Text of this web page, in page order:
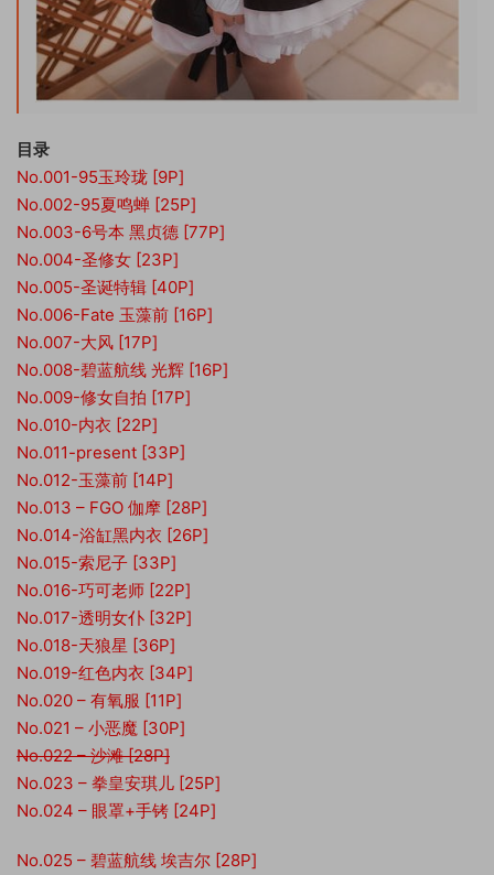
目录
No.001-95玉玲珑 [9P]
No.002-95夏鸣蝉 [25P]
No.003-6号本 黑贞德 [77P]
No.004-圣修女 [23P]
No.005-圣诞特辑 [40P]
No.006-Fate 玉藻前 [16P]
No.007-大风 [17P]
No.008-碧蓝航线 光辉 [16P]
No.009-修女自拍 [17P]
No.010-内衣 [22P]
No.011-present [33P]
No.012-玉藻前 [14P]
No.013 – FGO 伽摩 [28P]
No.014-浴缸黑内衣 [26P]
No.015-索尼子 [33P]
No.016-巧可老师 [22P]
No.017-透明女仆 [32P]
No.018-天狼星 [36P]
No.019-红色内衣 [34P]
No.020 – 有氧服 [11P]
No.021 – 小恶魔 [30P]
No.022 – 沙滩 [28P]
No.023 – 拳皇安琪儿 [25P]
No.024 – 眼罩+手铐 [24P]
No.025 – 碧蓝航线 埃吉尔 [28P]